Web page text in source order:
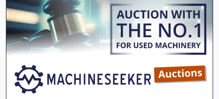
proizvodnje:
, Oprema:
ABS, elektronički program
stabilnosti (ESP), klima uređaj, kontrola proklizavanja,
maglenke, servo upravljač, spojka prikolice, središnje
zaključavanje, tempomat,